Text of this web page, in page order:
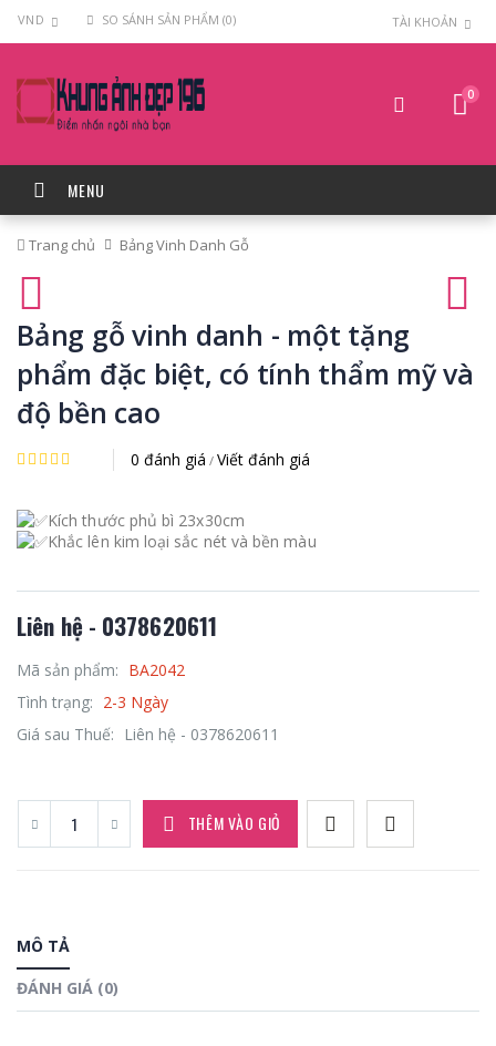
VND SO SÁNH SẢN PHẨM (0) TÀI KHOẢN
0
MENU
Trang chủ Bảng Vinh Danh Gỗ
Bảng gỗ vinh danh - một tặng
phẩm đặc biệt, có tính thẩm mỹ và
độ bền cao
0 đánh giá / Viết đánh giá
Kích thước phủ bì 23x30cm
Khắc lên kim loại sắc nét và bền màu
Liên hệ - 0378620611
Mã sản phẩm: BA2042
Tình trạng: 2-3 Ngày
Giá sau Thuế:
Liên hệ - 0378620611
THÊM VÀO GIỎ
MÔ TẢ
ĐÁNH GIÁ (0)